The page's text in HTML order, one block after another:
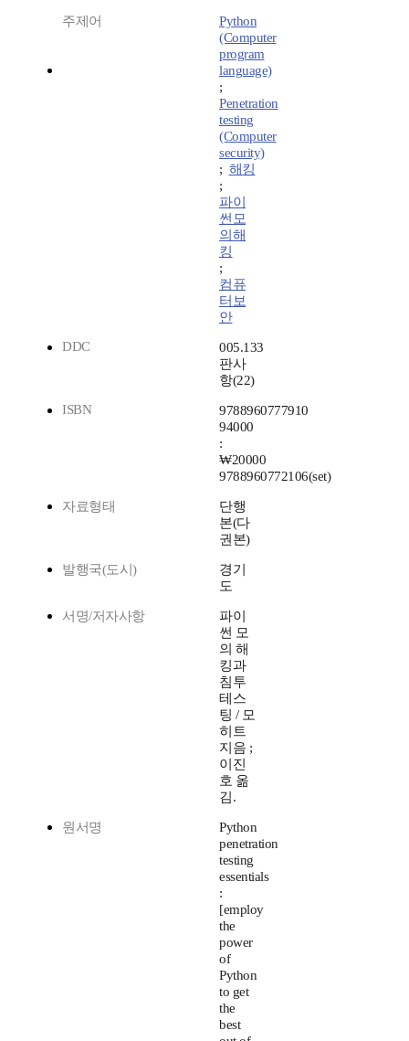
주제어
Python
(Computer
program
language)
;
Penetration
testing
(Computer
security)
; 해킹
;
파이
썬모
의해
킹
;
컴퓨
터보
안
DDC
005.133
판사
항(22)
ISBN
9788960777910
94000
:
₩20000
9788960772106(set)
자료형태
단행
본(다
권본)
발행국(도시)
경기
도
서명/저자사항
파이
썬 모
의 해
킹과
침투
테스
팅 / 모
히트
지음 ;
이진
호 옮
김.
원서명
Python
penetration
testing
essentials
:
[employ
the
power
of
Python
to get
the
best